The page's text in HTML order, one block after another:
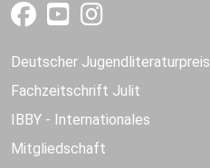
Deutscher Jugendliteraturpreis
Fachzeitschrift Julit
IBBY - Internationales
Mitgliedschaft